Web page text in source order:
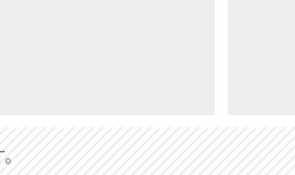
。